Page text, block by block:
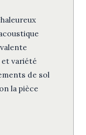
variété
de sol
la pièce